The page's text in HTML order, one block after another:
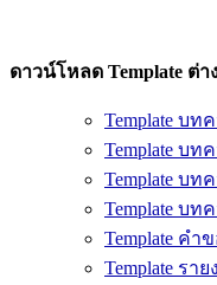
ดาวน์โหลด Template ต่า
Template บ
Template บ
Template บ
Template บ
Template คำ
Template รา